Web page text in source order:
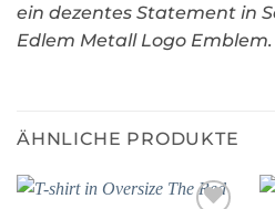
ein dezentes Statement in
Edlem Metall Logo Emblem.
ÄHNLICHE PRODUKTE